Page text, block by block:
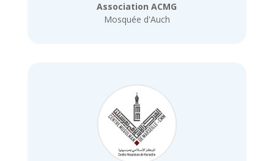
Association ACMG
Mosquée d'Auch